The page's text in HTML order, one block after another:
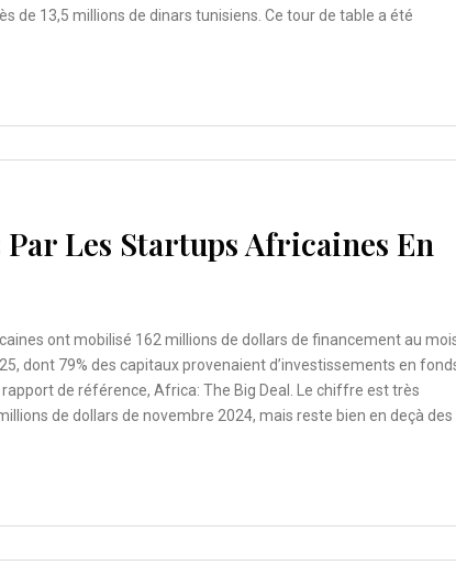
de 13,5 millions de dinars tunisiens. Ce tour de table a été
Les Startups Africaines En
ont mobilisé 162 millions de dollars de financement au
dont 79% des capitaux provenaient d’investissements en
de référence, Africa: The Big Deal. Le chiffre est très
de dollars de novembre 2024, mais reste bien en deçà des